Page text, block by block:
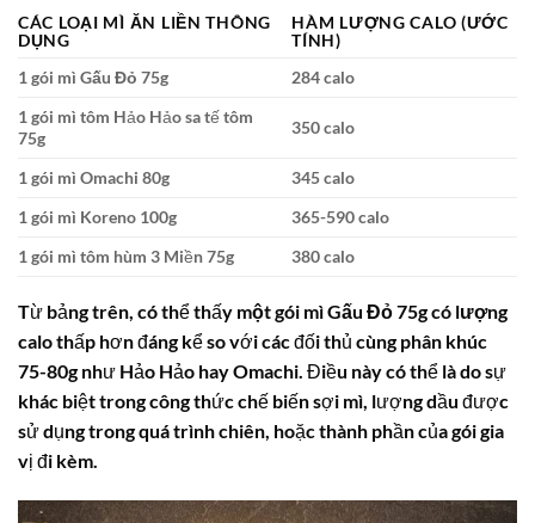
CÁC LOẠI MÌ ĂN LIỀN THÔNG
DỤNG
HÀM LƯỢNG CALO (ƯỚC
TÍNH)
1 gói mì Gấu Đỏ 75g
284 calo
1 gói mì tôm Hảo Hảo sa tế tôm
75g
350 calo
1 gói mì Omachi 80g
345 calo
1 gói mì Koreno 100g
365-590 calo
1 gói mì tôm hùm 3 Miền 75g
380 calo
Từ bảng trên, có thể thấy một gói mì Gấu Đỏ 75gcó lượng
calothấp hơn đáng kể so với các đối thủ cùng phân khúc
75-80g như Hảo Hảo hay Omachi. Điều này có thể là do sự
khác biệt trong công thức chế biến sợi mì, lượng dầu được
sử dụng trong quá trình chiên, hoặc thành phần của gói gia
vị đi kèm.